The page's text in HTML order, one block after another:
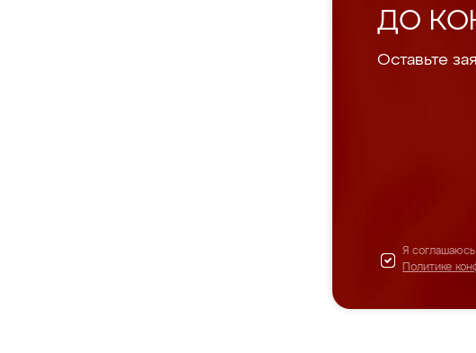
ДО
Оставьте
Я
Политике